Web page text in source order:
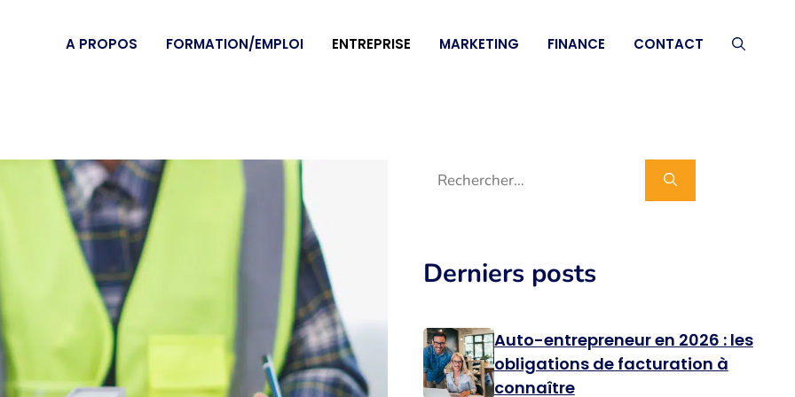
A PROPOS FORMATION/EMPLOI ENTREPRISE MARKETING FINANCE CONTACT
Rechercher :
Derniers posts
Auto-entrepreneur en 2026 : les
obligations de facturation à
connaître